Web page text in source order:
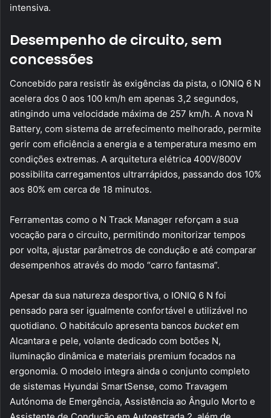
intensiva.
Desempenho de circuito, sem
concessões
Concebido para resistir às exigências da pista, o IONIQ 6 N
acelera dos 0 aos 100 km/h em apenas 3,2 segundos,
atingindo uma velocidade máxima de 257 km/h. A nova N
Battery, com sistema de arrefecimento melhorado, permite
gerir com eficiência a energia e a temperatura mesmo em
condições extremas. A arquitetura elétrica 400V/800V
possibilita carregamentos ultrarrápidos, passando dos 10%
aos 80% em cerca de 18 minutos.
Ferramentas como o N Track Manager reforçam a sua
vocação para o circuito, permitindo monitorizar tempos
por volta, ajustar parâmetros de condução e até comparar
desempenhos através do modo “carro fantasma”.
Apesar da sua natureza desportiva, o IONIQ 6 N foi
pensado para ser igualmente confortável e utilizável no
quotidiano. O habitáculo apresenta bancos bucketem
Alcantara e pele, volante dedicado com botões N,
iluminação dinâmica e materiais premium focados na
ergonomia. O modelo integra ainda o conjunto completo
de sistemas Hyundai SmartSense, como Travagem
Autónoma de Emergência, Assistência ao Ângulo Morto e